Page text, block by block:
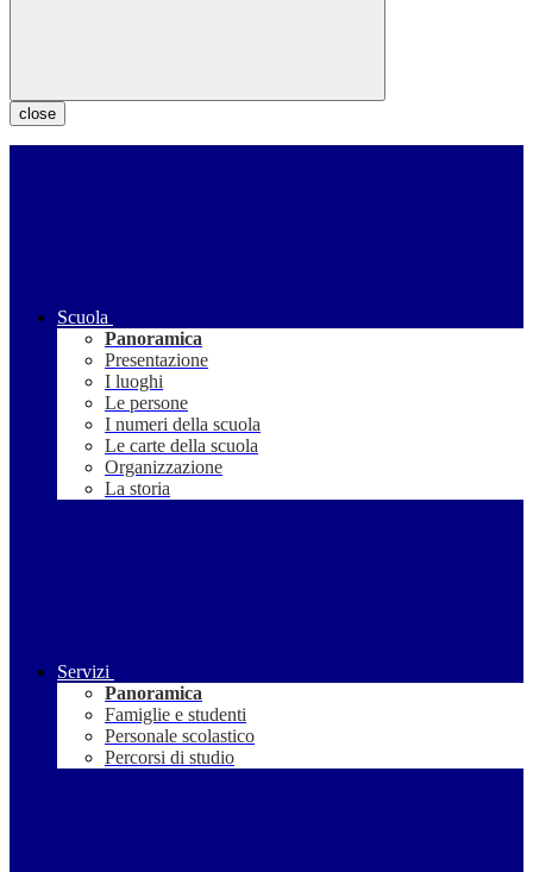
close
Scuola
Panoramica
Presentazione
I luoghi
Le persone
I numeri della scuola
Le carte della scuola
Organizzazione
La storia
Servizi
Panoramica
Famiglie e studenti
Personale scolastico
Percorsi di studio